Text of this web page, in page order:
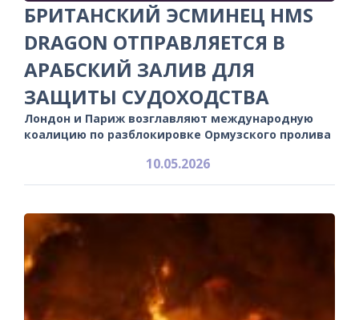
БРИТАНСКИЙ ЭСМИНЕЦ HMS
DRAGON ОТПРАВЛЯЕТСЯ В
АРАБСКИЙ ЗАЛИВ ДЛЯ
ЗАЩИТЫ СУДОХОДСТВА
Лондон и Париж возглавляют международную
коалицию по разблокировке Ормузского пролива
10.05.2026